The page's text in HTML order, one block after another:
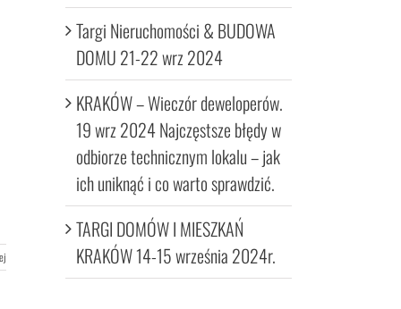
Targi Nieruchomości & BUDOWA
DOMU 21-22 wrz 2024
KRAKÓW – Wieczór deweloperów.
19 wrz 2024 Najczęstsze błędy w
odbiorze technicznym lokalu – jak
ich uniknąć i co warto sprawdzić.
TARGI DOMÓW I MIESZKAŃ
KRAKÓW 14-15 września 2024r.